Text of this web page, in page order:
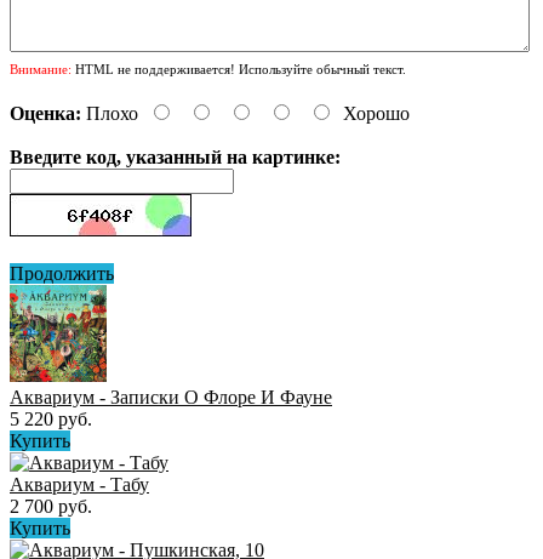
Внимание: HTML не поддерживается! Используйте обычный текст.
Оценка: Плохо Хорошо
Введите код, указанный на картинке:
Продолжить
Аквариум - Записки О Флоре И Фауне
5 220 руб.
Купить
Аквариум - Табу
2 700 руб.
Купить